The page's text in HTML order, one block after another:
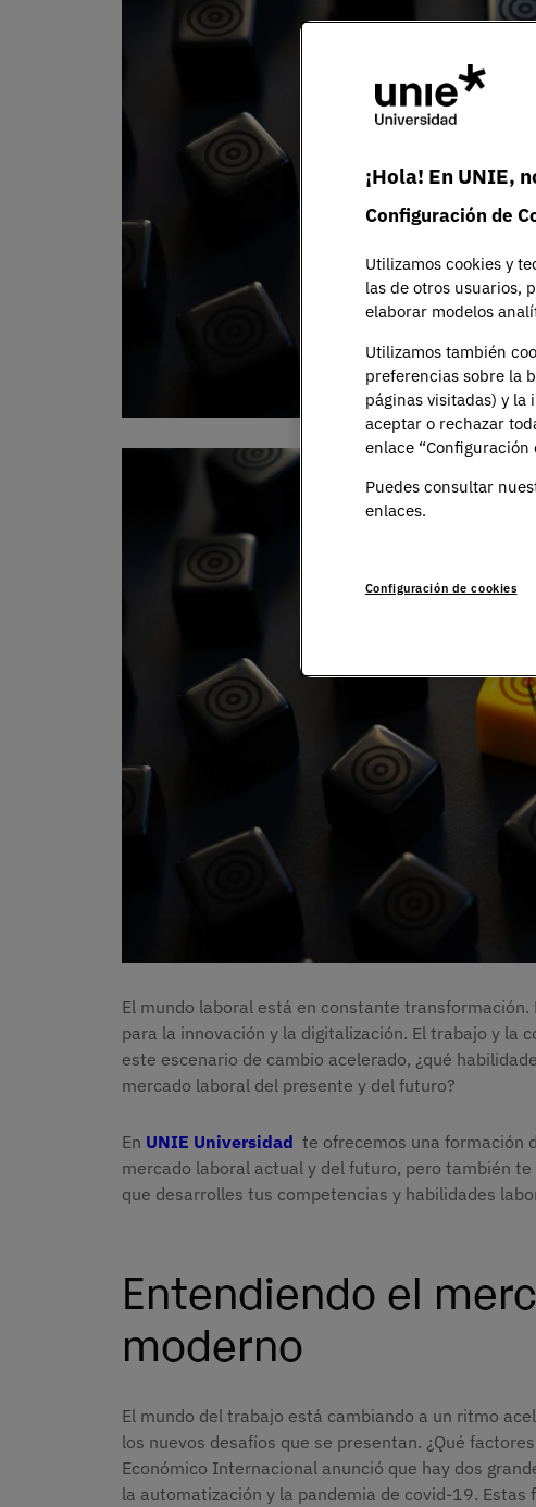
El mundo laboral está en constante
para la innovación y la digitalización. El trabajo y la
este escenario de cambio acelerado, ¿qué
mercado laboral del presente y del futuro?
En UNIE Universidad te ofrecemos una formación
mercado laboral actual y del futuro, pero también
que desarrolles tus competencias y habilidades
Entendiendo el
moderno
El mundo del trabajo está cambiando a un ritmo
los nuevos desafíos que se presentan. ¿Qué
Económico Internacional anunció que hay dos
la automatización y la pandemia de covid-19. Estas
¡Hola! En UNIE,
Configuración de
Utilizamos cookies y
las de otros usuarios,
elaborar modelos
Utilizamos también
preferencias sobre la
páginas visitadas) y
aceptar o rechazar
enlace “Configuración
Puedes consultar
enlaces.
Configuración de cookies